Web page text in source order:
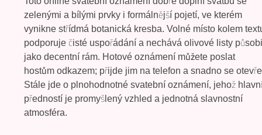
zelenými a bílými prvky i formálnější pojetí, ve kterém
vynikne střídmá botanická kresba. Volné místo kolem
podporuje čisté uspořádání a nechává olivové listy
jako decentní rám. Hotové oznámení můžete poslat
hostům odkazem; přijde jim na telefon a snadno se
Stále jde o plnohodnotné svatební oznámení, jehož hlavní
předností je promyšlený vzhled a jednotná slavnostní
atmosféra.